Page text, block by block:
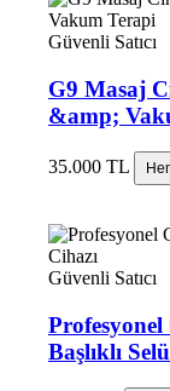
Güvenli Satıcı
G9 Masaj
&amp;
35.000 TL
Güvenli Satıcı
Başlıklı